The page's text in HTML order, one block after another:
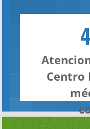
Centro